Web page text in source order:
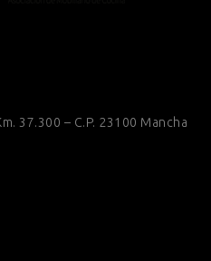
37.300 – C.P. 23100 Mancha